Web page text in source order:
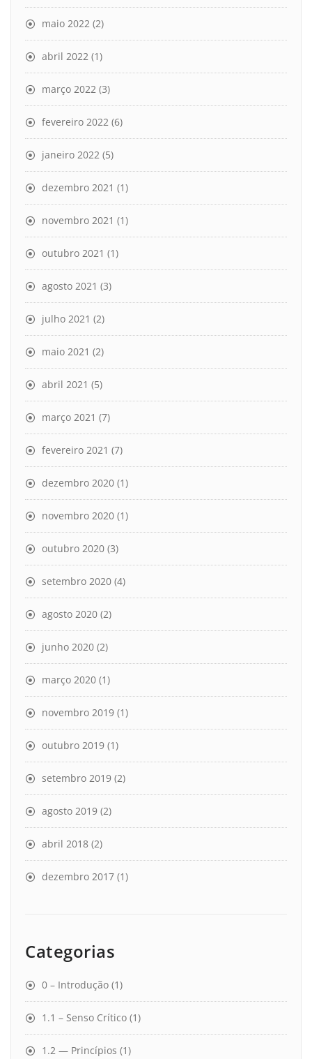
maio 2022 (2)
abril 2022 (1)
março 2022 (3)
fevereiro 2022 (6)
janeiro 2022 (5)
dezembro 2021 (1)
novembro 2021 (1)
outubro 2021 (1)
agosto 2021 (3)
julho 2021 (2)
maio 2021 (2)
abril 2021 (5)
março 2021 (7)
fevereiro 2021 (7)
dezembro 2020 (1)
novembro 2020 (1)
outubro 2020 (3)
setembro 2020 (4)
agosto 2020 (2)
junho 2020 (2)
março 2020 (1)
novembro 2019 (1)
outubro 2019 (1)
setembro 2019 (2)
agosto 2019 (2)
abril 2018 (2)
dezembro 2017 (1)
Categorias
0 – Introdução (1)
1.1 – Senso Crítico (1)
1.2 — Princípios (1)